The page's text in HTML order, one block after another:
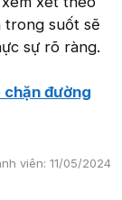
trong suốt sẽ
sự rõ ràng.
chặn đường
viên: 11/05/2024